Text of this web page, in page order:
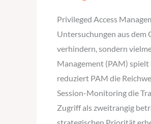
Privileged Access
Untersuchungen aus dem
verhindern, sondern
Management (PAM)
reduziert PAM die
Session-Monitoring die
Zugriff als zweitrangig
eine
der
besten
Lösungen
zur
Verbesserung
der
Cyber-